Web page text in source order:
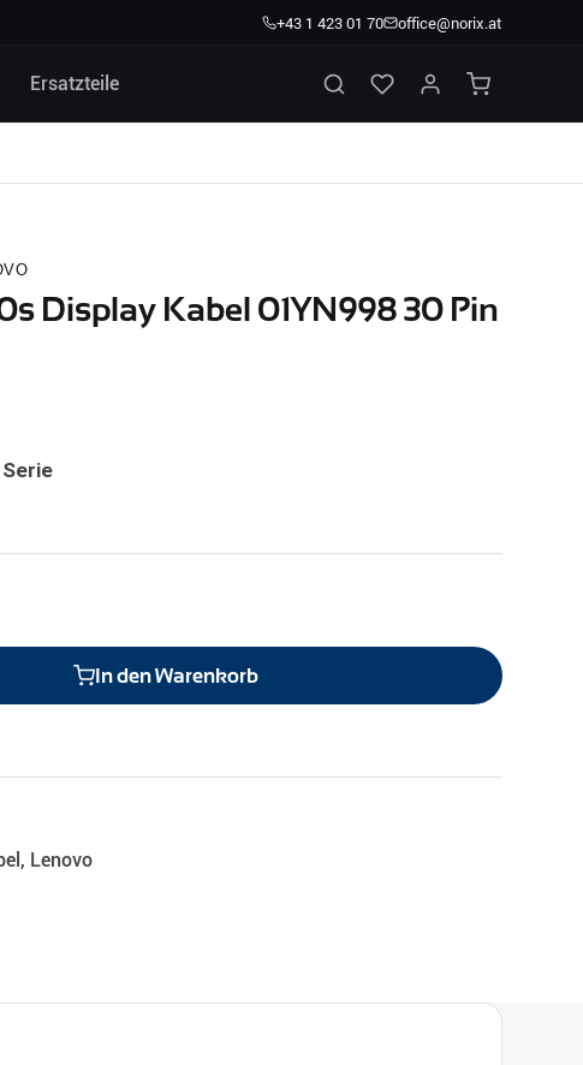
+43 1 423 01 70 office@norix.at
Ersatzteile
Display Kabel 01YN998 30 Pin
In den Warenkorb
, Lenovo